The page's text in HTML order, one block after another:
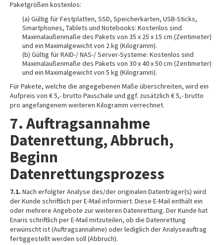
Paketgrößen kostenlos:
(a) Gültig für Festplatten, SSD, Speicherkarten, USB-Sticks,
Smartphones, Tablets und Notebooks: Kostenlos sind
Maximalaußenmaße des Pakets von 35 x 25 x 15 cm (Zentimeter)
und ein Maximalgewicht von 2 kg (Kilogramm).
(b) Gültig für RAID-/ NAS-/ Server-Systeme: Kostenlos sind
Maximalaußenmaße des Pakets von 30 x 40 x 50 cm (Zentimeter)
und ein Maximalgewicht von 5 kg (Kilogramm).
Für Pakete, welche die angegebenen Maße überschreiten, wird ein
Aufpreis von € 5,- brutto Pauschale und ggf. zusätzlich € 5,- brutto
pro angefangenem weiteren Kilogramm verrechnet.
7. Auftragsannahme
Datenrettung, Abbruch,
Beginn
Datenrettungsprozess
7.1. Nach erfolgter Analyse des/der originalen Datenträger(s) wird
der Kunde schriftlich per E-Mail informiert. Diese E-Mail enthält ein
oder mehrere Angebote zur weiteren Datenrettung. Der Kunde hat
Enaris schriftlich per E-Mail mitzuteilen, ob die Datenrettung
erwünscht ist (Auftragsannahme) oder lediglich der Analyseauftrag
fertiggestellt werden soll (Abbruch).